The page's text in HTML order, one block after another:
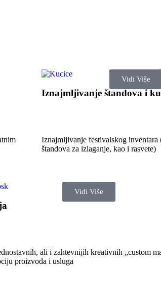
Iznajmljivanje štandova i
Iznajmljivanje festivalskog inventara
štandova za izlaganje, kao i rasvete)
Vidi Više
ali i zahtevnijih kreativnih „custom
proizvoda i usluga
Vidi Više